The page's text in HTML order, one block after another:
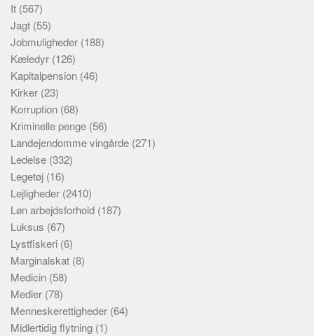
It (567)
Jagt (55)
Jobmuligheder (188)
Kæledyr (126)
Kapitalpension (46)
Kirker (23)
Korruption (68)
Kriminelle penge (56)
Landejendomme vingårde (271)
Ledelse (332)
Legetøj (16)
Lejligheder (2410)
Løn arbejdsforhold (187)
Luksus (67)
Lystfiskeri (6)
Marginalskat (8)
Medicin (58)
Medier (78)
Menneskerettigheder (64)
Midlertidig flytning (1)